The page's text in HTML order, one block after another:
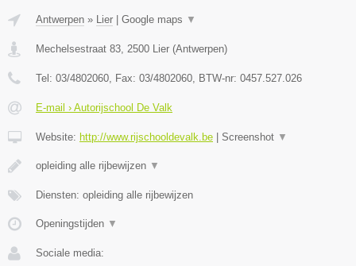
Antwerpen » Lier Google maps ▼
Mechelsestraat 83, 2500 Lier (Antwerpen)
Tel: 03/4802060, Fax: 03/4802060, BTW-nr: 0457.527.026
E-mail › Autorijschool De Valk
Website: http://www.rijschooldevalk.be Screenshot ▼
opleiding alle rijbewijzen ▼
Diensten: opleiding alle rijbewijzen
Openingstijden ▼
Sociale media: